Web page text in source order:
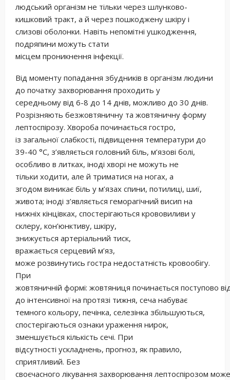
людський організм не тільки через шлунково-
кишковий тракт, а й через пошкоджену шкіру і
слизові оболонки. Навіть непомітні ушкодження,
подряпини можуть стати
місцем проникнення інфекції.
Від моменту попадання збудників в організм людини
до початку захворювання проходить у
середньому від 6-8 до 14 днів, можливо до 30 днів.
Розрізняють безжовтяничну та жовтяничну форму
лептоспірозу. Хвороба починається гостро,
із загальної слабкості, підвищення температури до
39-40 °С, з’являється головний біль, м’язові болі,
особливо в литках, іноді хворі не можуть не
тільки ходити, але й триматися на ногах, а
згодом виникає біль у м’язах спини, потилиці, шиї,
живота; іноді з’являється геморагічний висип на
нижніх кінцівках, спостерігаються крововиливи у
склеру, кон’юнктиву, шкіру,
знижується артеріальний тиск,
вражається серцевий м’яз,
може розвинутись гостра недостатність кровообігу.
При
жовтяничній формі: жовтяниця починається поступово
до інтенсивної на протязі тижня, сеча набуває
темного кольору, печінка, селезінка збільшуються,
спостерігаються ознаки ураження нирок,
зменшується кількість сечі. При
відсутності ускладнень, прогноз, як правило,
сприятливий. Без
своєчасного лікування захворювання лептоспірозом